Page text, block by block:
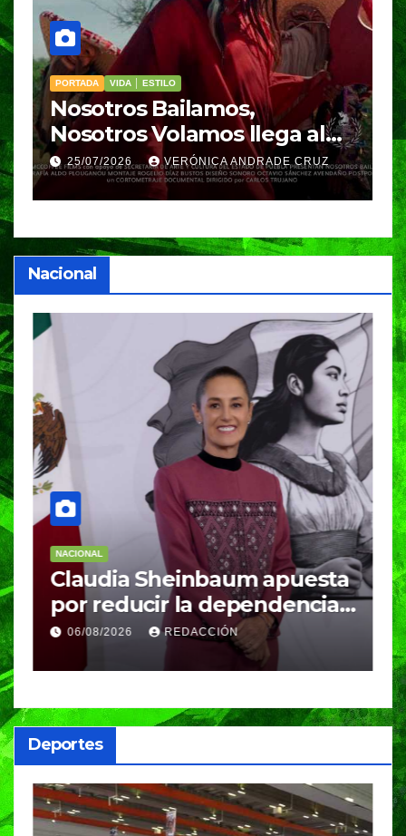
PORTADA VIDA │ ESTILO
Nosotros Bailamos,
Nosotros Volamos llega al
GIFF25/07/2026 VERÓNICA ANDRADE CRUZ
VIDA │
para
parte
25/07/
Nacional
NACIONAL
Claudia Sheinbaum apuesta
por reducir la dependencia
del gas importado; fracking
sigue bajo evaluación
06/08/2026 REDACCIÓN 05/
Deportes